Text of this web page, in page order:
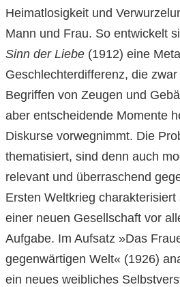
Heimatlosigkeit und
Mann und Frau. So entwickelt
Sinn der Liebe (1912) eine
Geschlechterdifferenz, die
Begriffen von Zeugen und
aber entscheidende Momente
Diskurse vorwegnimmt. Die
thematisiert, sind denn auch
relevant und überraschend
Ersten Weltkrieg
einer neuen Gesellschaft vor
Aufgabe. Im Aufsatz »Das
gegenwärtigen Welt« (1926)
ein neues weibliches